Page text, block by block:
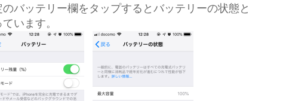
バッテリー欄をタップするとバッテリーの状態と
います。